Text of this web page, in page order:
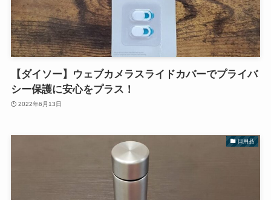
【ダイソー】ウェブカメラスライドカバーでプライバ
シー保護に安心をプラス！
2022年6月13日
日用品